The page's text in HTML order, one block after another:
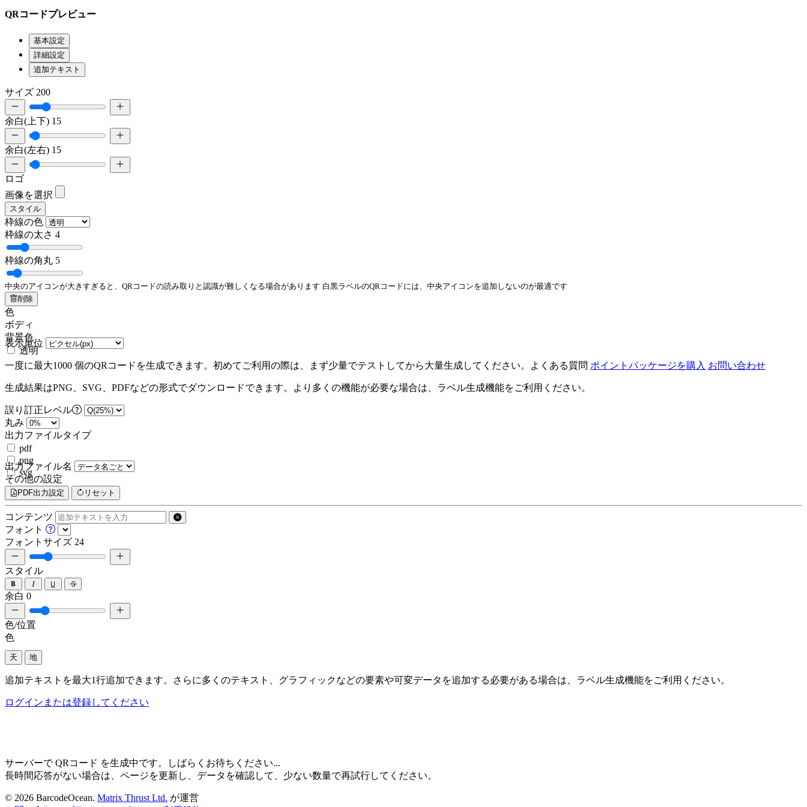
QRコードプレビュー
基本設定
詳細設定
追加テキスト
サイズ 200
余白(上下) 15
余白(左右) 15
ロゴ
画像を選択
スタイル
枠線の色
枠線の太さ 4
枠線の角丸 5
中央のアイコンが大きすぎると、QRコードの読み取りと認識が難しくなる場合があります 白黒ラベルのQRコードには、中央アイコンを追加しないのが最適です
削除
色
ボディ
背景色
透明
表示単位
一度に最大1000 個のQRコードを生成できます。初めてご利用の際は、まず少量でテストしてから大量生成してください。 よくある質問 ポイントパッケージを購入 お問い合わせ
生成結果はPNG、SVG、PDFなどの形式でダウンロードできます。より多くの機能が必要な場合は、 ラベル生成機能をご利用ください。
誤り訂正レベル
丸み
出力ファイルタイプ
pdf
png
svg
出力ファイル名
その他の設定
PDF出力設定 リセット
コンテンツ
フォント
フォントサイズ 24
スタイル
余白 0
色/位置
色
天 地
追加テキストを最大1行追加できます。さらに多くのテキスト、グラフィックなどの要素や可変データを追加する必要がある場合は、 ラベル生成機能をご利用ください。
ログインまたは登録してください
サーバーで QRコード を生成中です。しばらくお待ちください...
長時間応答がない場合は、ページを更新し、データを確認して、少ない数量で再試行してください。
© 2026 BarcodeOcean. Matrix Thrust Ltd. が運営